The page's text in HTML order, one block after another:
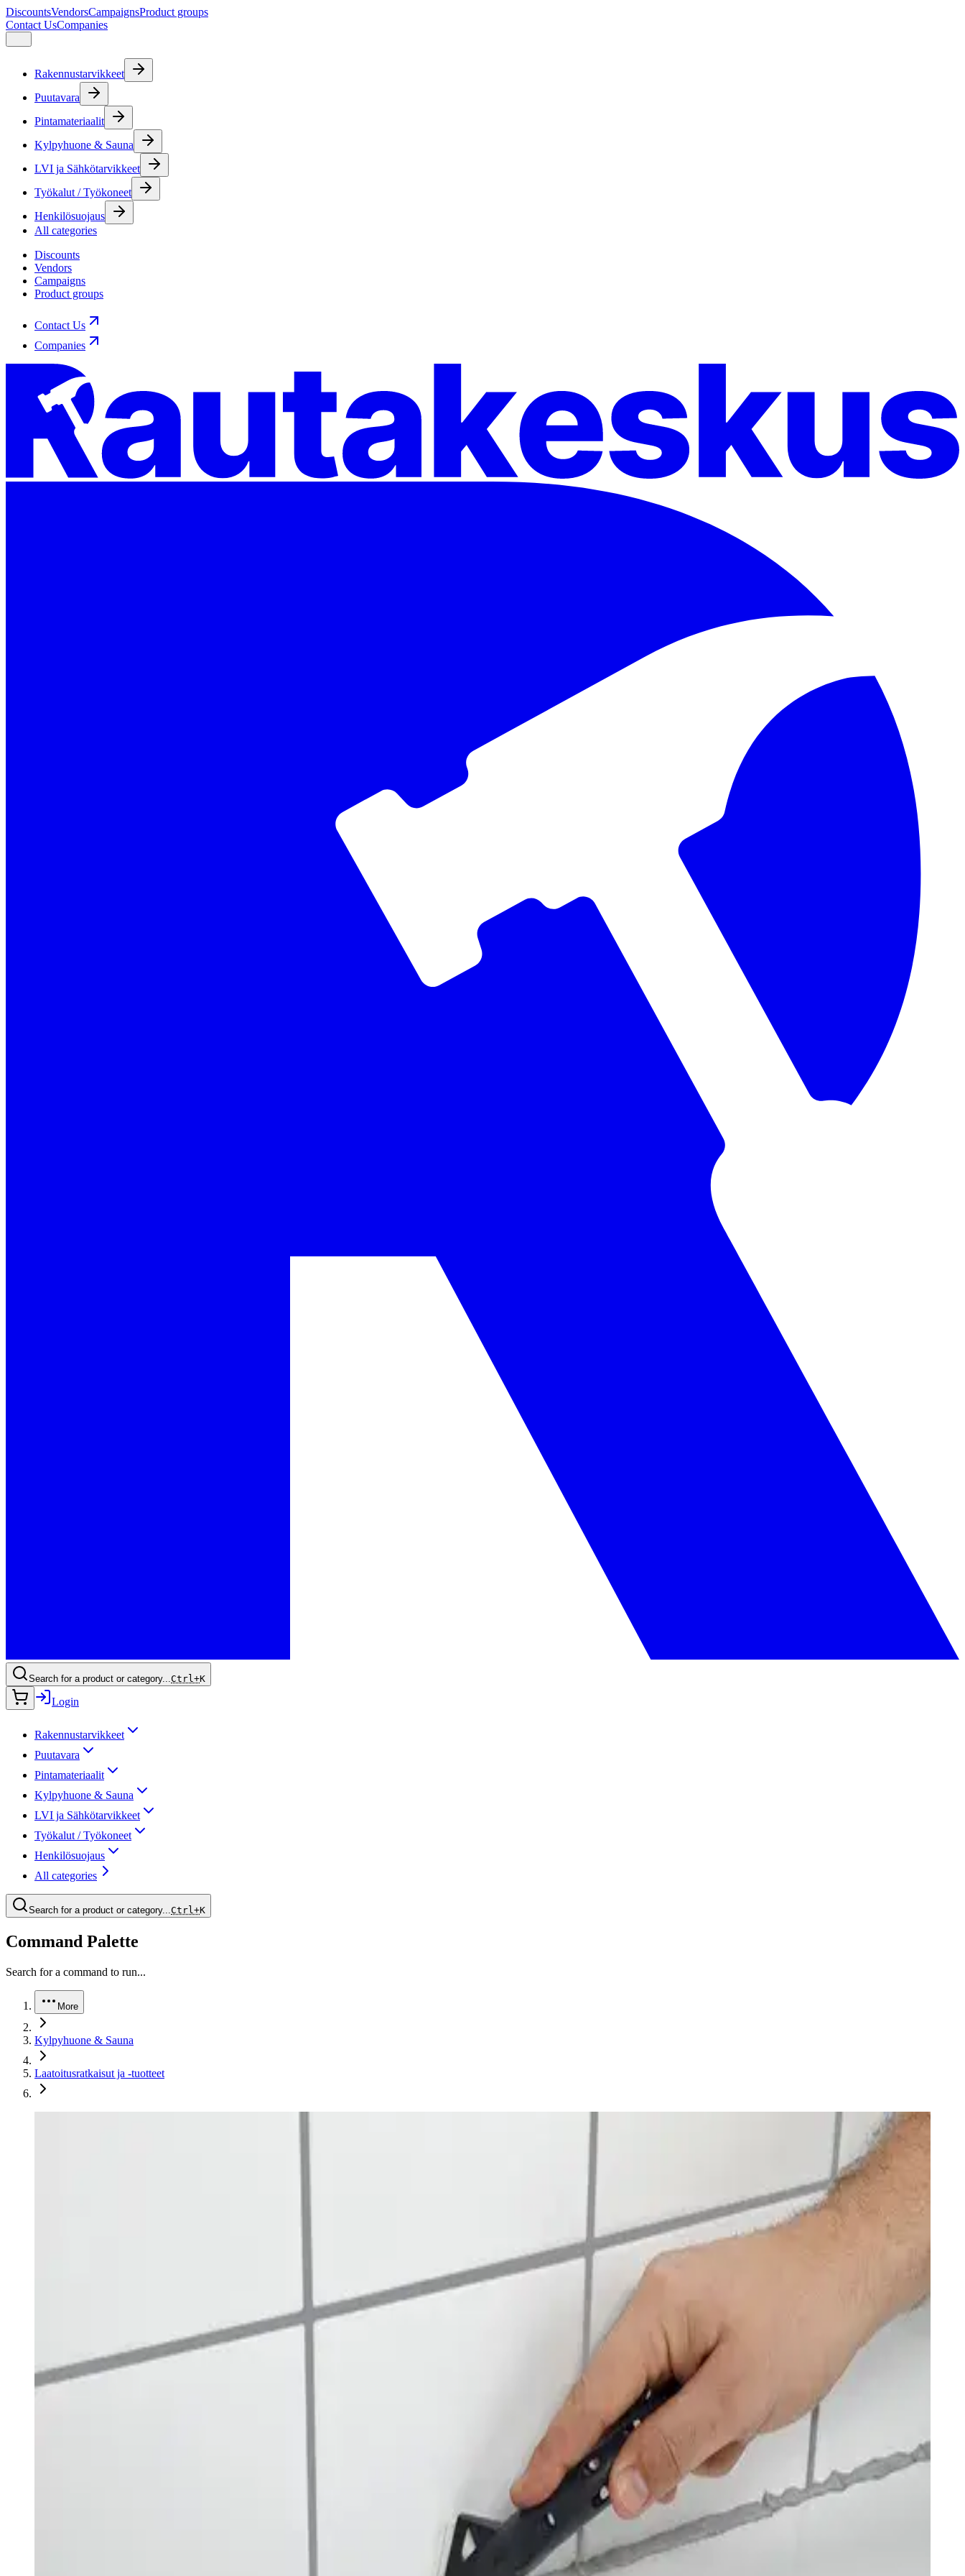
DiscountsVendorsCampaignsProduct groups
Contact UsCompanies
Rakennustarvikkeet
Puutavara
Pintamateriaalit
Kylpyhuone & Sauna
LVI ja Sähkötarvikkeet
Työkalut / Työkoneet
Henkilösuojaus
All categories
Discounts
Vendors
Campaigns
Product groups
Contact Us
Companies
Search for a product or category... Ctrl+K
Login
Rakennustarvikkeet
Puutavara
Pintamateriaalit
Kylpyhuone & Sauna
LVI ja Sähkötarvikkeet
Työkalut / Työkoneet
Henkilösuojaus
All categories
Search for a product or category... Ctrl+K
Command Palette
Search for a command to run...
More
Kylpyhuone & Sauna
Laatoitusratkaisut ja -tuotteet